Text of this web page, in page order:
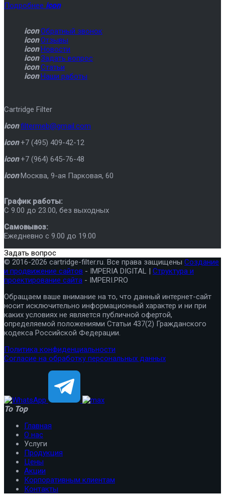
Подробнее icon
icon Обратный звонок
icon Отзывы
icon Новости
icon Задать вопрос
icon Статьи
icon Наши работы
Cartridge Filter
icon filtermeb@gmail.com
icon +7 (495) 409-42-12
icon +7 (964) 645-76-48
icon Москва, 9-ая Парковая, 60
График работы:
C 9.00 до 23.00, без выходных
Самовывоз:
Ежедневно с 9.00 до 19.00
Задать вопрос
© 2016-2026 cartridge-filter.ru. Все права защищены Создание
и продвижение сайтов - IMPERIA DIGITAL | Структура и
проектирование сайта - IMPERI.PRO
Обращаем ваше внимание на то, что данный интернет-сайт
носит исключительно информационный характер и ни при
каких условиях не является публичной офертой,
определяемой положениями Статьи 437(2) Гражданского
кодекса Российской Федерации.
Политика конфиденциальности
Согласие на обработку персональных данных
To Top
Главная
О нас
Услуги
Продукция
Цены
Акции
Корпоративным клиентам
Контакты